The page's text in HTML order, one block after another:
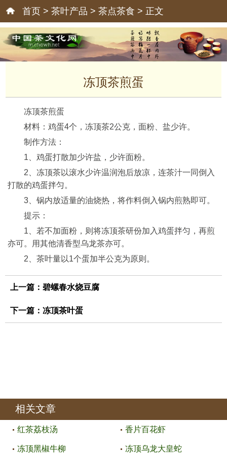
首页 > 茶叶产品 > 茶点茶食 > 正文
冻顶茶煎蛋
冻顶茶煎蛋
材料：鸡蛋4个，冻顶茶2公克，面粉、盐少许。
制作方法：
1、鸡蛋打散加少许盐，少许面粉。
2、冻顶茶以滚水少许温润泡后放凉，连茶汁一同倒入
打散的鸡蛋拌匀。
3、锅内放适量的油烧热，将作料倒入锅内煎熟即可。
提示：
1、若不加面粉，则将冻顶茶研份加入鸡蛋拌匀，再煎
亦可。用其他清香型乌龙茶亦可。
2、茶叶量以1个蛋加半公克为原则。
上一篇： 碧螺春水烧豆腐
下一篇： 冻顶茶叶蛋
相关文章
红茶荔枝汤 香片百花虾
冻顶黑椒牛柳 冻顶乌龙大皇蛇